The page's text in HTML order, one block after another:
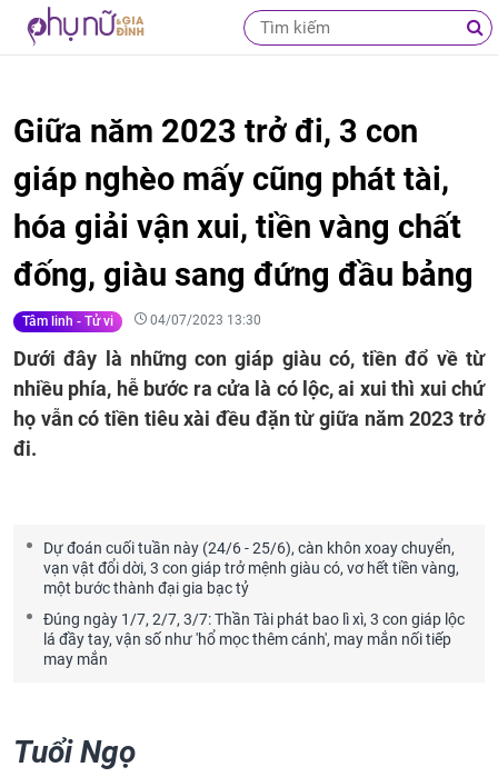
Giữa năm 2023 trở đi, 3 con
giáp nghèo mấy cũng phát tài,
hóa giải vận xui, tiền vàng chất
đống, giàu sang đứng đầu bảng
Tâm linh - Tử vi 04/07/2023 13:30
Dưới đây là những con giáp giàu có, tiền đổ về từ
nhiều phía, hễ bước ra cửa là có lộc, ai xui thì xui chứ
họ vẫn có tiền tiêu xài đều đặn từ giữa năm 2023 trở
đi.
Dự đoán cuối tuần này (24/6 - 25/6), càn khôn xoay chuyển,
vạn vật đổi dời, 3 con giáp trở mệnh giàu có, vơ hết tiền vàng,
một bước thành đại gia bạc tỷ
Đúng ngày 1/7, 2/7, 3/7: Thần Tài phát bao lì xì, 3 con giáp lộc
lá đầy tay, vận số như 'hổ mọc thêm cánh', may mắn nối tiếp
may mắn
Tuổi Ngọ